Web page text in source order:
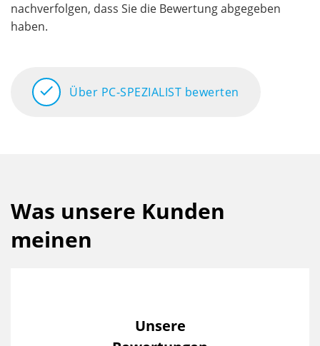
nachverfolgen, dass Sie die Bewertung abgegeben
haben.
check Über PC-SPEZIALIST bewerten
Was unsere Kunden
meinen
Unsere